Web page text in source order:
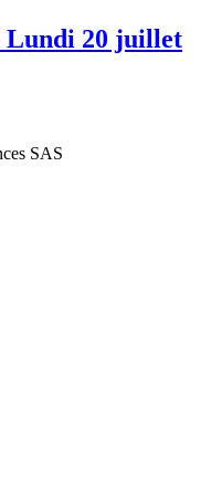
Lundi 20 juillet
SAS